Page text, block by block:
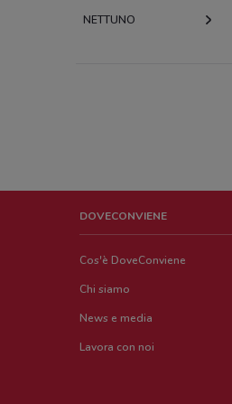
NETTUNO
DOVECONVIENE
Cos'è DoveConviene
Chi siamo
News e media
Lavora con noi